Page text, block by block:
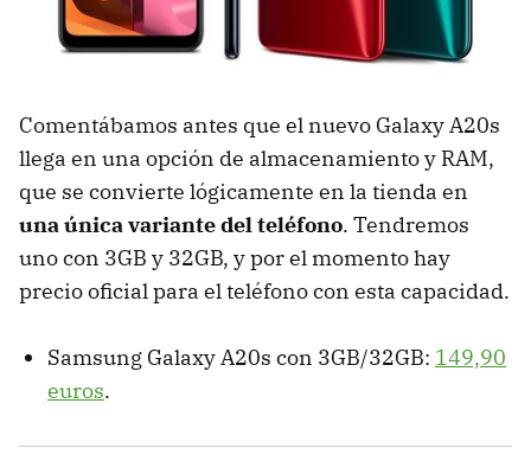
Comentábamos antes que el nuevo Galaxy A20s
llega en una opción de almacenamiento y RAM,
que se convierte lógicamente en la tienda en
una única variante del teléfono. Tendremos
uno con 3GB y 32GB, y por el momento hay
precio oficial para el teléfono con esta capacidad.
Samsung Galaxy A20s con 3GB/32GB: 149,90
euros.